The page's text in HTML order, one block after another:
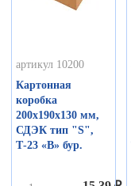
артикул 10200
Картонная
коробка
200х190х130 мм,
СДЭК тип "S",
Т-23 «В» бур.